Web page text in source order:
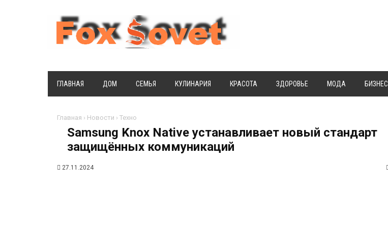
ГЛАВНАЯ ДОМ СЕМЬЯ КУЛИНАРИЯ КРАСОТА ЗДОРОВЬЕ МОДА БИЗНЕС
Главная › Новости › Техно
Samsung Knox Native устанавливает новый стандарт
защищённых коммуникаций
27.11.2024